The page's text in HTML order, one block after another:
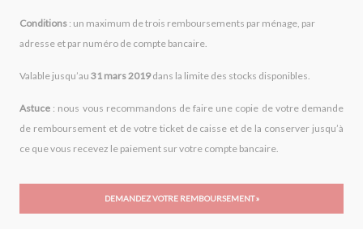
Conditions : un maximum de trois remboursements par ménage, par
adresse et par numéro de compte bancaire.
Valable jusqu’au 31 mars 2019dans la limite des stocks disponibles.
Astuce : nous vous recommandons de faire une copie de votre demande
de remboursement et de votre ticket de caisse et de la conserver jusqu’à
ce que vous recevez le paiement sur votre compte bancaire.
DEMANDEZ VOTRE REMBOURSEMENT »